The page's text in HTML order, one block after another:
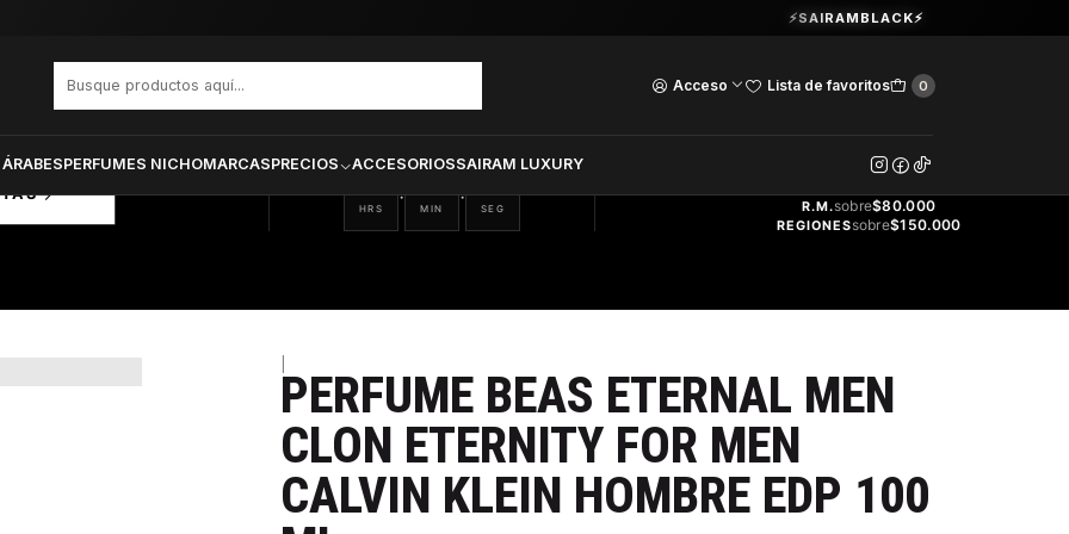
Acceso Lista de favoritos 0
PERFUMES NICHOMARCASPRECIOS ACCESORIOSSAIRAM LUXURY
Guardia Vieja 202. Oficina 102.Ver Horarios
⚡SAIRAMBLACK⚡
08
HRS
: 17
MIN
: 58
SEG
GRATIS
R.M.sobre$80.000
REGIONESsobre$150.000
PERFUME BEAS ETERNAL MEN
CLON ETERNITY FOR MEN
CALVIN KLEIN HOMBRE EDP 100